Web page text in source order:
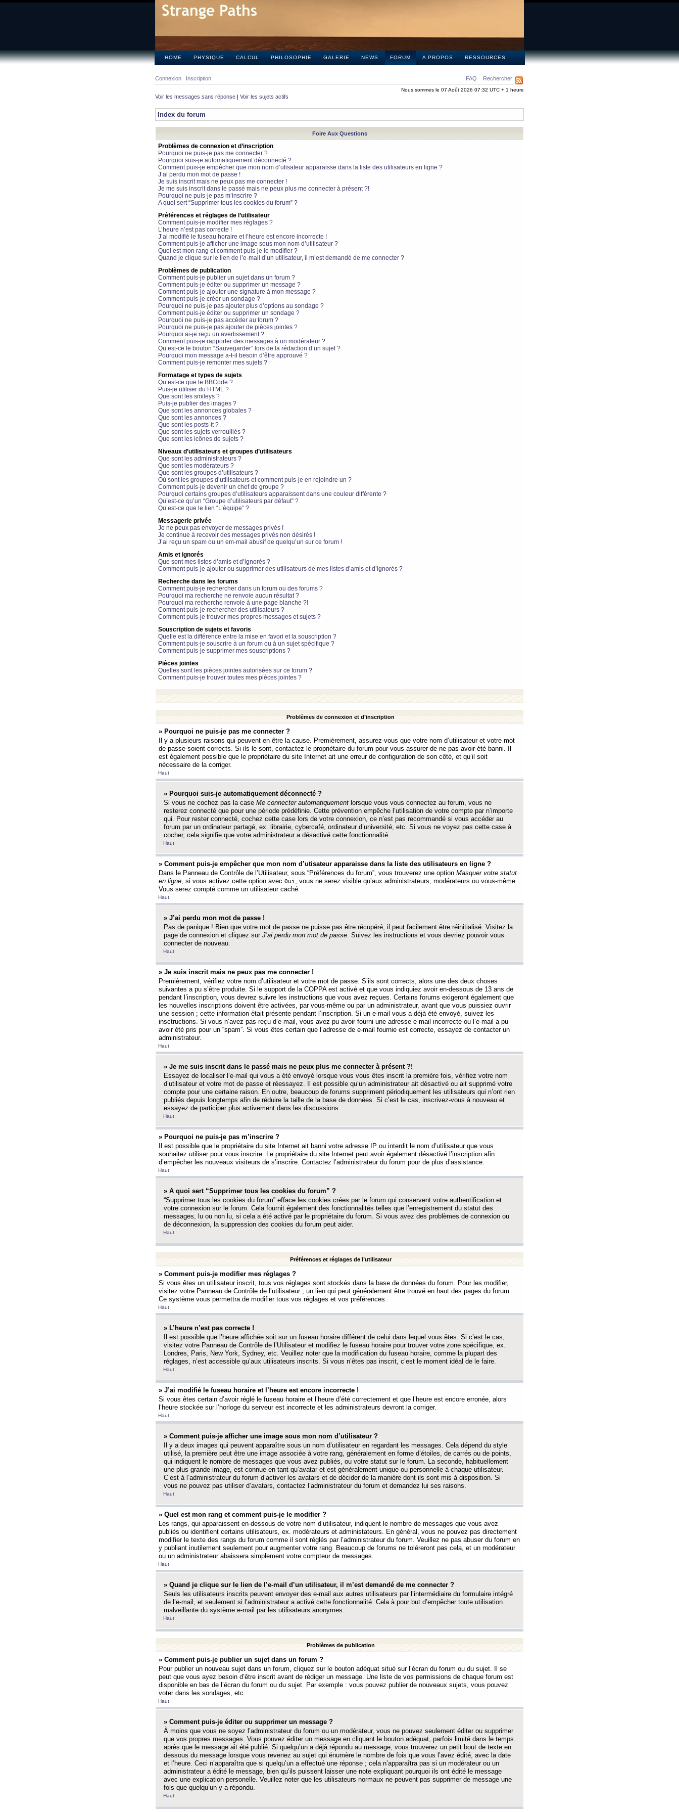
HOME PHYSIQUE CALCUL PHILOSOPHIE GALERIE NEWS FORUM A PROPOS RESSOURCES
FAQ Rechercher
Connexion Inscription
Nous sommes le 07 Août 2026 07:32 UTC + 1 heure
Voir les messages sans réponse | Voir les sujets actifs
Index du forum
Foire Aux Questions
Problèmes de connexion et d’inscription
Pourquoi ne puis-je pas me connecter ?
Pourquoi suis-je automatiquement déconnecté ?
Comment puis-je empêcher que mon nom d’utisateur apparaisse dans la liste des utilisateurs en ligne ?
J’ai perdu mon mot de passe !
Je suis inscrit mais ne peux pas me connecter !
Je me suis inscrit dans le passé mais ne peux plus me connecter à présent ?!
Pourquoi ne puis-je pas m’inscrire ?
A quoi sert “Supprimer tous les cookies du forum” ?
Préférences et réglages de l’utilisateur
Comment puis-je modifier mes réglages ?
L’heure n’est pas correcte !
J’ai modifié le fuseau horaire et l’heure est encore incorrecte !
Comment puis-je afficher une image sous mon nom d’utilisateur ?
Quel est mon rang et comment puis-je le modifier ?
Quand je clique sur le lien de l’e-mail d’un utilisateur, il m’est demandé de me connecter ?
Problèmes de publication
Comment puis-je publier un sujet dans un forum ?
Comment puis-je éditer ou supprimer un message ?
Comment puis-je ajouter une signature à mon message ?
Comment puis-je créer un sondage ?
Pourquoi ne puis-je pas ajouter plus d’options au sondage ?
Comment puis-je éditer ou supprimer un sondage ?
Pourquoi ne puis-je pas accéder au forum ?
Pourquoi ne puis-je pas ajouter de pièces jointes ?
Pourquoi ai-je reçu un avertissement ?
Comment puis-je rapporter des messages à un modérateur ?
Qu’est-ce le bouton “Sauvegarder” lors de la rédaction d’un sujet ?
Pourquoi mon message a-t-il besoin d’être approuvé ?
Comment puis-je remonter mes sujets ?
Formatage et types de sujets
Qu’est-ce que le BBCode ?
Puis-je utiliser du HTML ?
Que sont les smileys ?
Puis-je publier des images ?
Que sont les annonces globales ?
Que sont les annonces ?
Que sont les posts-it ?
Que sont les sujets verrouillés ?
Que sont les icônes de sujets ?
Niveaux d’utilisateurs et groupes d’utilisateurs
Que sont les administrateurs ?
Que sont les modérateurs ?
Que sont les groupes d’utilisateurs ?
Où sont les groupes d’utilisateurs et comment puis-je en rejoindre un ?
Comment puis-je devenir un chef de groupe ?
Pourquoi certains groupes d’utilisateurs apparaissent dans une couleur différente ?
Qu’est-ce qu’un “Groupe d’utilisateurs par défaut” ?
Qu’est-ce que le lien “L’équipe” ?
Messagerie privée
Je ne peux pas envoyer de messages privés !
Je continue à recevoir des messages privés non désirés !
J’ai reçu un spam ou un em-mail abusif de quelqu’un sur ce forum !
Amis et ignorés
Que sont mes listes d’amis et d’ignorés ?
Comment puis-je ajouter ou supprimer des utilisateurs de mes listes d’amis et d’ignorés ?
Recherche dans les forums
Comment puis-je rechercher dans un forum ou des forums ?
Pourquoi ma recherche ne renvoie aucun résultat ?
Pourquoi ma recherche renvoie à une page blanche ?!
Comment puis-je rechercher des utilisateurs ?
Comment puis-je trouver mes propres messages et sujets ?
Souscription de sujets et favoris
Quelle est la différence entre la mise en favori et la souscription ?
Comment puis-je souscrire à un forum ou à un sujet spécifique ?
Comment puis-je supprimer mes souscriptions ?
Pièces jointes
Quelles sont les pièces jointes autorisées sur ce forum ?
Comment puis-je trouver toutes mes pièces jointes ?
Problèmes de connexion et d’inscription
» Pourquoi ne puis-je pas me connecter ?
Il y a plusieurs raisons qui peuvent en être la cause. Premièrement, assurez-vous que votre nom d’utilisateur et votre mot
de passe soient corrects. Si ils le sont, contactez le propriétaire du forum pour vous assurer de ne pas avoir été banni. Il
est également possible que le propriétaire du site Internet ait une erreur de configuration de son côté, et qu’il soit
nécessaire de la corriger.
Haut
» Pourquoi suis-je automatiquement déconnecté ?
Si vous ne cochez pas la case Me connecter automatiquement lorsque vous vous connectez au forum, vous ne
resterez connecté que pour une période prédéfinie. Cette prévention empêche l’utilisation de votre compte par n’importe
qui. Pour rester connecté, cochez cette case lors de votre connexion, ce n’est pas recommandé si vous accéder au
forum par un ordinateur partagé, ex. librairie, cybercafé, ordinateur d’université, etc. Si vous ne voyez pas cette case à
cocher, cela signifie que votre administrateur a désactivé cette fonctionnalité.
Haut
» Comment puis-je empêcher que mon nom d’utisateur apparaisse dans la liste des utilisateurs en ligne ?
Dans le Panneau de Contrôle de l’Utilisateur, sous “Préférences du forum”, vous trouverez une option Masquer votre statut
en ligne, si vous activez cette option avec Oui , vous ne serez visible qu’aux administrateurs, modérateurs ou vous-même.
Vous serez compté comme un utilisateur caché.
Haut
» J’ai perdu mon mot de passe !
Pas de panique ! Bien que votre mot de passe ne puisse pas être récupéré, il peut facilement être réinitialisé. Visitez la
page de connexion et cliquez sur J’ai perdu mon mot de passe. Suivez les instructions et vous devriez pouvoir vous
connecter de nouveau.
Haut
» Je suis inscrit mais ne peux pas me connecter !
Premièrement, vérifiez votre nom d’utilisateur et votre mot de passe. S’ils sont corrects, alors une des deux choses
suivantes a pu s’être produite. Si le support de la COPPA est activé et que vous indiquiez avoir en-dessous de 13 ans de
pendant l’inscription, vous devrez suivre les instructions que vous avez reçues. Certains forums exigeront également que
les nouvelles inscriptions doivent être activées, par vous-même ou par un administrateur, avant que vous puissiez ouvrir
une session ; cette information était présente pendant l’inscription. Si un e-mail vous a déjà été envoyé, suivez les
insctructions. Si vous n’avez pas reçu d’e-mail, vous avez pu avoir fourni une adresse e-mail incorrecte ou l’e-mail a pu
avoir été pris pour un “spam”. Si vous êtes certain que l’adresse de e-mail fournie est correcte, essayez de contacter un
administrateur.
Haut
» Je me suis inscrit dans le passé mais ne peux plus me connecter à présent ?!
Essayez de localiser l’e-mail qui vous a été envoyé lorsque vous vous êtes inscrit la première fois, vérifiez votre nom
d’utilisateur et votre mot de passe et réessayez. Il est possible qu’un administrateur ait désactivé ou ait supprimé votre
compte pour une certaine raison. En outre, beaucoup de forums suppriment périodiquement les utilisateurs qui n’ont rien
publiés depuis longtemps afin de réduire la taille de la base de données. Si c’est le cas, inscrivez-vous à nouveau et
essayez de participer plus activement dans les discussions.
Haut
» Pourquoi ne puis-je pas m’inscrire ?
Il est possible que le propriétaire du site Internet ait banni votre adresse IP ou interdit le nom d’utilisateur que vous
souhaitez utiliser pour vous inscrire. Le propriétaire du site Internet peut avoir également désactivé l’inscription afin
d’empêcher les nouveaux visiteurs de s’inscrire. Contactez l’administrateur du forum pour de plus d’assistance.
Haut
» A quoi sert “Supprimer tous les cookies du forum” ?
“Supprimer tous les cookies du forum” efface les cookies crées par le forum qui conservent votre authentification et
votre connexion sur le forum. Cela fournit également des fonctionnalités telles que l’enregistrement du statut des
messages, lu ou non lu, si cela a été activé par le propriétaire du forum. Si vous avez des problèmes de connexion ou
de déconnexion, la suppression des cookies du forum peut aider.
Haut
Préférences et réglages de l’utilisateur
» Comment puis-je modifier mes réglages ?
Si vous êtes un utilisateur inscrit, tous vos réglages sont stockés dans la base de données du forum. Pour les modifier,
visitez votre Panneau de Contrôle de l’utilisateur ; un lien qui peut généralement être trouvé en haut des pages du forum.
Ce système vous permettra de modifier tous vos réglages et vos préférences.
Haut
» L’heure n’est pas correcte !
Il est possible que l’heure affichée soit sur un fuseau horaire différent de celui dans lequel vous êtes. Si c’est le cas,
visitez votre Panneau de Contrôle de l’Utilisateur et modifiez le fuseau horaire pour trouver votre zone spécifique, ex.
Londres, Paris, New York, Sydney, etc. Veuillez noter que la modification du fuseau horaire, comme la plupart des
réglages, n’est accessible qu’aux utilisateurs inscrits. Si vous n’êtes pas inscrit, c’est le moment idéal de le faire.
Haut
» J’ai modifié le fuseau horaire et l’heure est encore incorrecte !
Si vous êtes certain d’avoir réglé le fuseau horaire et l’heure d’été correctement et que l’heure est encore erronée, alors
l’heure stockée sur l’horloge du serveur est incorrecte et les administrateurs devront la corriger.
Haut
» Comment puis-je afficher une image sous mon nom d’utilisateur ?
Il y a deux images qui peuvent apparaître sous un nom d’utilisateur en regardant les messages. Cela dépend du style
utilisé, la première peut être une image associée à votre rang, généralement en forme d’étoiles, de carrés ou de points,
qui indiquent le nombre de messages que vous avez publiés, ou votre statut sur le forum. La seconde, habituellement
une plus grande image, est connue en tant qu’avatar et est généralement unique ou personnelle à chaque utilisateur.
C’est à l’administrateur du forum d’activer les avatars et de décider de la manière dont ils sont mis à disposition. Si
vous ne pouvez pas utiliser d’avatars, contactez l’administrateur du forum et demandez lui ses raisons.
Haut
» Quel est mon rang et comment puis-je le modifier ?
Les rangs, qui apparaissent en-dessous de votre nom d’utilisateur, indiquent le nombre de messages que vous avez
publiés ou identifient certains utilisateurs, ex. modérateurs et administateurs. En général, vous ne pouvez pas directement
modifier le texte des rangs du forum comme il sont réglés par l’administrateur du forum. Veuillez ne pas abuser du forum en
y publiant inutilement seulement pour augmenter votre rang. Beaucoup de forums ne toléreront pas cela, et un modérateur
ou un administrateur abaissera simplement votre compteur de messages.
Haut
» Quand je clique sur le lien de l’e-mail d’un utilisateur, il m’est demandé de me connecter ?
Seuls les utilisateurs inscrits peuvent envoyer des e-mail aux autres utilisateurs par l’intermédiaire du formulaire intégré
de l’e-mail, et seulement si l’administrateur a activé cette fonctionnalité. Cela à pour but d’empêcher toute utilisation
malveillante du système e-mail par les utilisateurs anonymes.
Haut
Problèmes de publication
» Comment puis-je publier un sujet dans un forum ?
Pour publier un nouveau sujet dans un forum, cliquez sur le bouton adéquat situé sur l’écran du forum ou du sujet. Il se
peut que vous ayez besoin d’être inscrit avant de rédiger un message. Une liste de vos permissions de chaque forum est
disponible en bas de l’écran du forum ou du sujet. Par exemple : vous pouvez publier de nouveaux sujets, vous pouvez
voter dans les sondages, etc.
Haut
» Comment puis-je éditer ou supprimer un message ?
À moins que vous ne soyez l’administrateur du forum ou un modérateur, vous ne pouvez seulement éditer ou supprimer
que vos propres messages. Vous pouvez éditer un message en cliquant le bouton adéquat, parfois limité dans le temps
après que le message ait été publié. Si quelqu’un a déjà répondu au message, vous trouverez un petit bout de texte en
dessous du message lorsque vous revenez au sujet qui énumère le nombre de fois que vous l’avez édité, avec la date
et l’heure. Ceci n’apparaîtra que si quelqu’un a effectué une réponse ; cela n’apparaîtra pas si un modérateur ou un
administrateur a édité le message, bien qu’ils puissent laisser une note expliquant pourquoi ils ont édité le message
avec une explication personelle. Veuillez noter que les utilisateurs normaux ne peuvent pas supprimer de message une
fois que quelqu’un y a répondu.
Haut